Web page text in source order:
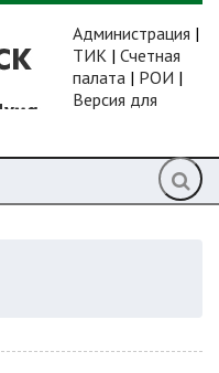
Администрация |
ТИК | Счетная
палата | РОИ |
Версия для